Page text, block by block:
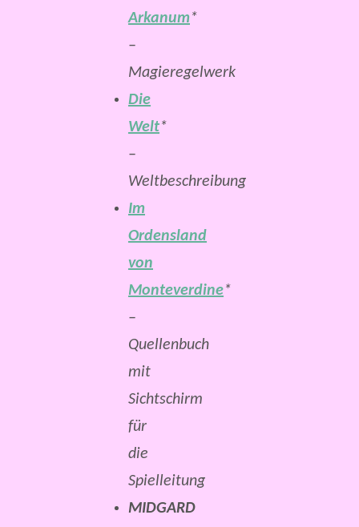
Arkanum *
–
Magieregelwerk
Die
Welt*
–
Weltbeschreibung
Im
Ordensland
von
Monteverdine*
–
Quellenbuch
mit
Sichtschirm
für
die
Spielleitung
MIDGARD